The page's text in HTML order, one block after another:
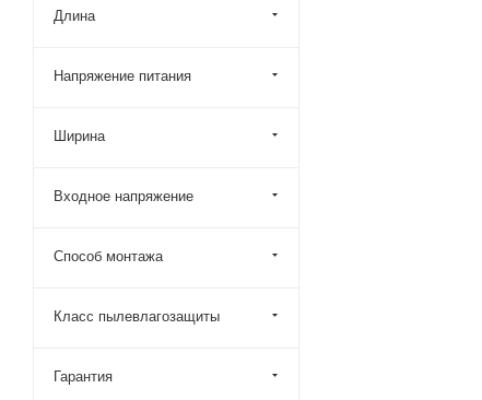
Длина
Напряжение питания
Ширина
Входное напряжение
Способ монтажа
Класс пылевлагозащиты
Гарантия